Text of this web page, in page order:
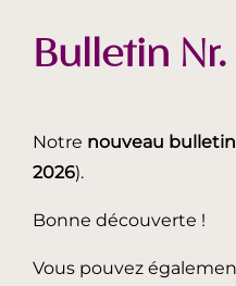
Bulletin
Notre nouveau bulletin
2026).
Bonne découverte !
Vous pouvez